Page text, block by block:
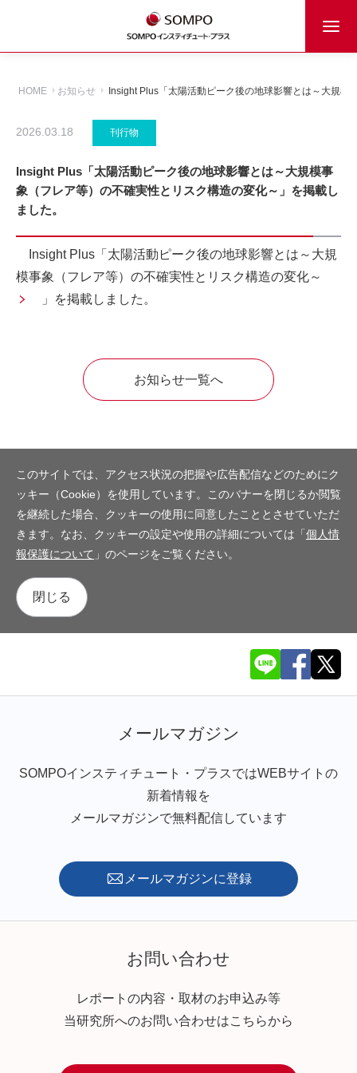
HOME お知らせ Insight Plus「太陽活動ピーク後の地球影響とは～大規
2026.03.18 刊行物
Insight Plus「太陽活動ピーク後の地球影響とは～大規模事
象（フレア等）の不確実性とリスク構造の変化～」を掲載し
ました。
Insight Plus「 太陽活動ピーク後の地球影響とは～大規
模事象（フレア等）の不確実性とリスク構造の変化～
」を掲載しました。
お知らせ一覧へ
このサイトでは、アクセス状況の把握や広告配信などのためにク
ッキー（Cookie）を使用しています。このバナーを閉じるか閲覧
を継続した場合、クッキーの使用に同意したこととさせていただ
きます。なお、クッキーの設定や使用の詳細については「個人情
報保護について 」のページをご覧ください。
閉じる
メールマガジン
SOMPOインスティチュート・プラスではWEBサイトの
新着情報を
メールマガジンで無料配信しています
メールマガジンに登録
お問い合わせ
レポートの内容・取材のお申込み等
当研究所へのお問い合わせはこちらから